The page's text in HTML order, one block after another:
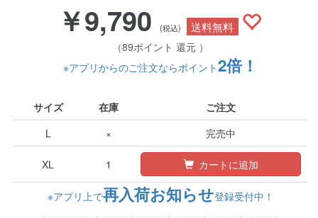
￥9,790(税込) 送料無料
（89ポイント 還元 ）
※アプリからのご注文ならポイント2倍！
サイズ 在庫
ご注文
L
× 完売中
XL 1 カートに追加
※アプリ上で再入荷お知らせ登録受付中！